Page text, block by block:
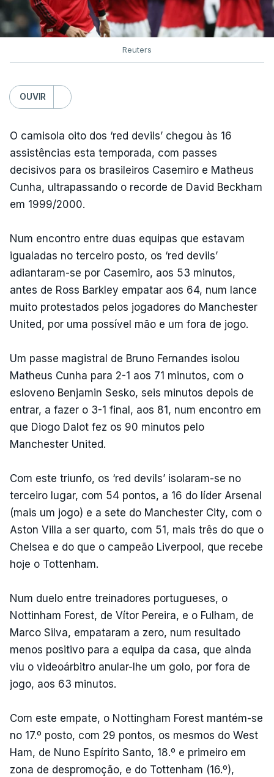
Reuters
OUVIR
O camisola oito dos ‘red devils’ chegou às 16
assistências esta temporada, com passes
decisivos para os brasileiros Casemiro e Matheus
Cunha, ultrapassando o recorde de David Beckham
em 1999/2000.
Num encontro entre duas equipas que estavam
igualadas no terceiro posto, os ‘red devils’
adiantaram-se por Casemiro, aos 53 minutos,
antes de Ross Barkley empatar aos 64, num lance
muito protestados pelos jogadores do Manchester
United, por uma possível mão e um fora de jogo.
Um passe magistral de Bruno Fernandes isolou
Matheus Cunha para 2-1 aos 71 minutos, com o
esloveno Benjamin Sesko, seis minutos depois de
entrar, a fazer o 3-1 final, aos 81, num encontro em
que Diogo Dalot fez os 90 minutos pelo
Manchester United.
Com este triunfo, os ‘red devils’ isolaram-se no
terceiro lugar, com 54 pontos, a 16 do líder Arsenal
(mais um jogo) e a sete do Manchester City, com o
Aston Villa a ser quarto, com 51, mais três do que o
Chelsea e do que o campeão Liverpool, que recebe
hoje o Tottenham.
Num duelo entre treinadores portugueses, o
Nottinham Forest, de Vítor Pereira, e o Fulham, de
Marco Silva, empataram a zero, num resultado
menos positivo para a equipa da casa, que ainda
viu o videoárbitro anular-lhe um golo, por fora de
jogo, aos 63 minutos.
Com este empate, o Nottingham Forest mantém-se
no 17.º posto, com 29 pontos, os mesmos do West
Ham, de Nuno Espírito Santo, 18.º e primeiro em
zona de despromoção, e do Tottenham (16.º),